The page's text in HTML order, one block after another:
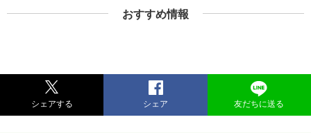
おすすめ情報
シェアする シェア 友だちに送る